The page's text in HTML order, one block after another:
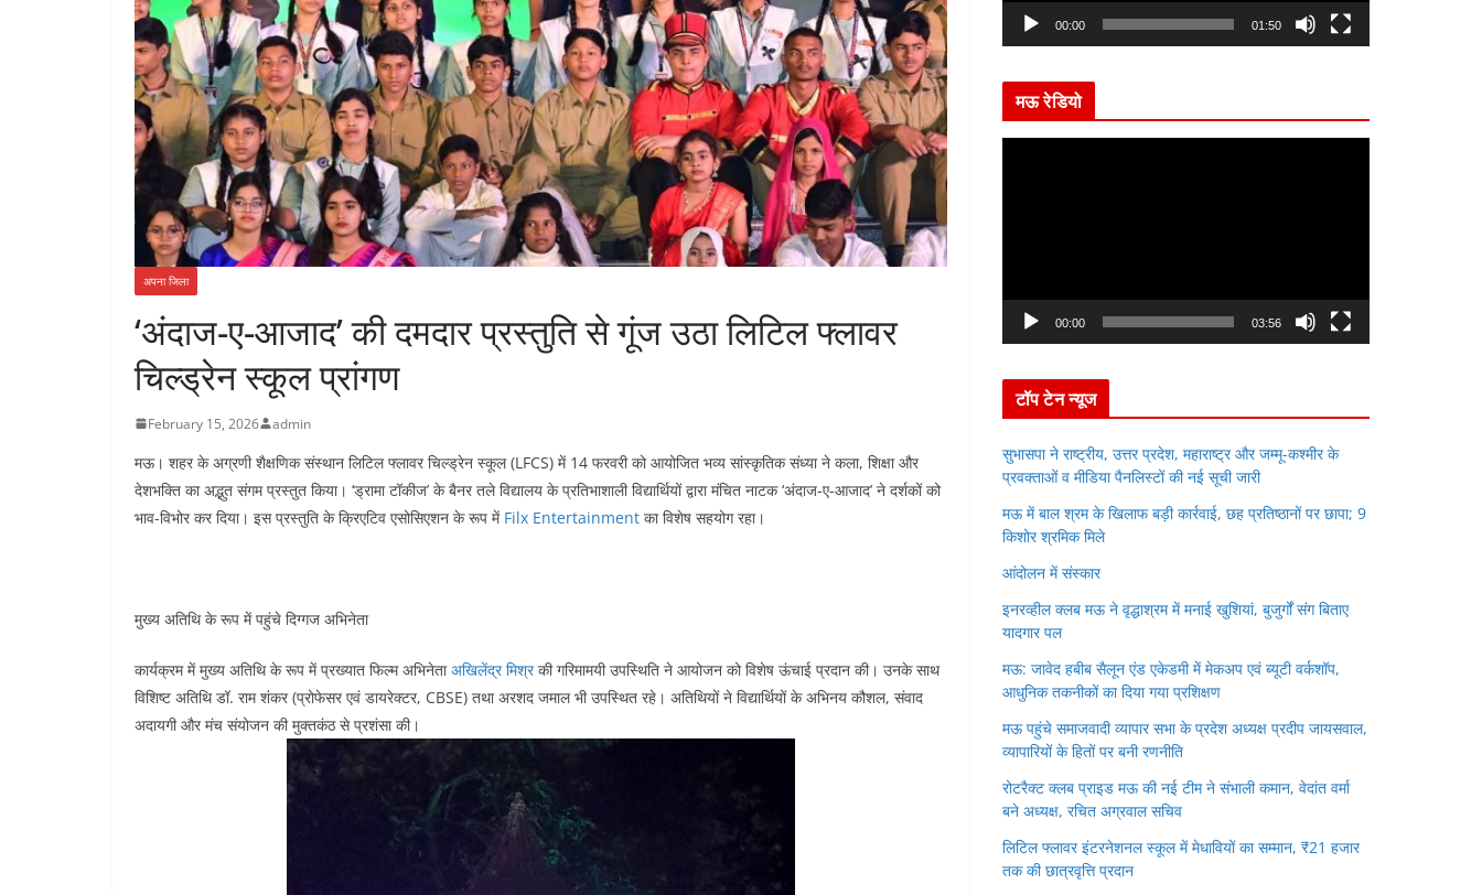
अपना जिला
‘अंदाज-ए-आजाद’ की दमदार प्रस्तुति से गूंज उठा लिटिल फ्लावर
चिल्ड्रेन स्कूल प्रांगण
February 15, 2026 admin
मऊ। शहर के अग्रणी शैक्षणिक संस्थान लिटिल फ्लावर चिल्ड्रेन स्कूल (LFCS) में 14 फरवरी को आयोजित भव्य सांस्कृतिक संध्या ने कला, शिक्षा और
देशभक्ति का अद्भुत संगम प्रस्तुत किया। ‘ड्रामा टॉकीज’ के बैनर तले विद्यालय के प्रतिभाशाली विद्यार्थियों द्वारा मंचित नाटक ‘अंदाज-ए-आजाद’ ने दर्शकों को
भाव-विभोर कर दिया। इस प्रस्तुति के क्रिएटिव एसोसिएशन के रूप में Filx Entertainment का विशेष सहयोग रहा।
मुख्य अतिथि के रूप में पहुंचे दिग्गज अभिनेता
कार्यक्रम में मुख्य अतिथि के रूप में प्रख्यात फिल्म अभिनेताअखिलेंद्र मिश्रकी गरिमामयी उपस्थिति ने आयोजन को विशेष ऊंचाई प्रदान की। उनके साथ
विशिष्ट अतिथि डॉ. राम शंकर (प्रोफेसर एवं डायरेक्टर, CBSE) तथा अरशद जमाल भी उपस्थित रहे। अतिथियों ने विद्यार्थियों के अभिनय कौशल, संवाद
अदायगी और मंच संयोजन की मुक्तकंठ से प्रशंसा की।
a
r
00:00 01:50
मऊ रेडियो
a
r
00:00 03:56
टॉप टेन न्यूज
सुभासपा ने राष्ट्रीय, उत्तर प्रदेश, महाराष्ट्र और जम्मू-कश्मीर के
प्रवक्ताओं व मीडिया पैनलिस्टों की नई सूची जारी
मऊ में बाल श्रम के खिलाफ बड़ी कार्रवाई, छह प्रतिष्ठानों पर छापा; 9
किशोर श्रमिक मिले
आंदोलन में संस्कार
इनरव्हील क्लब मऊ ने वृद्धाश्रम में मनाई खुशियां, बुजुर्गों संग बिताए
यादगार पल
मऊ: जावेद हबीब सैलून एंड एकेडमी में मेकअप एवं ब्यूटी वर्कशॉप,
आधुनिक तकनीकों का दिया गया प्रशिक्षण
मऊ पहुंचे समाजवादी व्यापार सभा के प्रदेश अध्यक्ष प्रदीप जायसवाल,
व्यापारियों के हितों पर बनी रणनीति
रोटरैक्ट क्लब प्राइड मऊ की नई टीम ने संभाली कमान, वेदांत वर्मा
बने अध्यक्ष, रचित अग्रवाल सचिव
लिटिल फ्लावर इंटरनेशनल स्कूल में मेधावियों का सम्मान, ₹21 हजार
तक की छात्रवृत्ति प्रदान